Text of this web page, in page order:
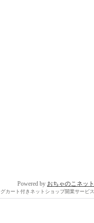
Powered by おちゃのこネット
カート付きネットショップ開業サービス